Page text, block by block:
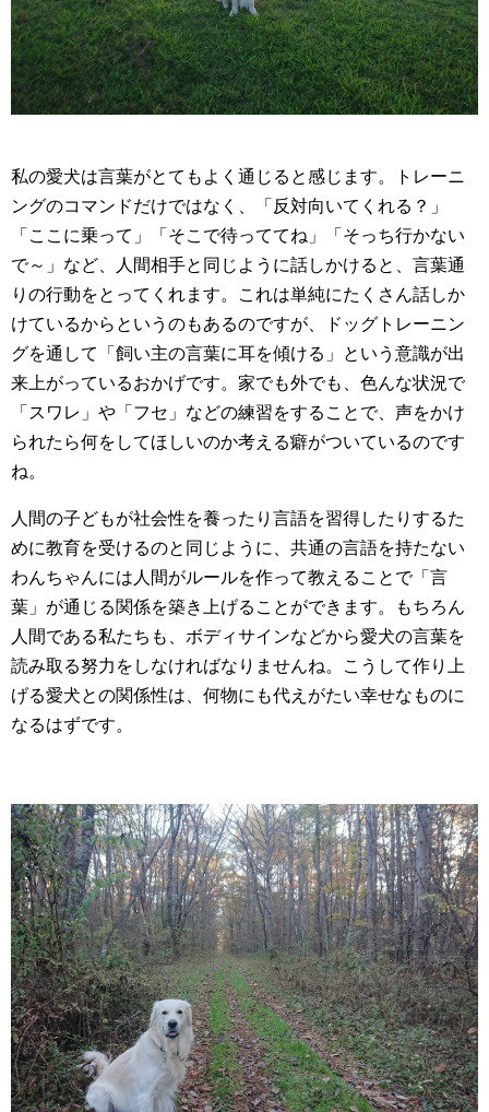
私の愛犬は言葉がとてもよく通じると感じます。トレーニ
ングのコマンドだけではなく、「反対向いてくれる？」
「ここに乗って」「そこで待っててね」「そっち行かない
で～」など、人間相手と同じように話しかけると、言葉通
りの行動をとってくれます。これは単純にたくさん話しか
けているからというのもあるのですが、ドッグトレーニン
グを通して「飼い主の言葉に耳を傾ける」という意識が出
来上がっているおかげです。家でも外でも、色んな状況で
「スワレ」や「フセ」などの練習をすることで、声をかけ
られたら何をしてほしいのか考える癖がついているのです
ね。
人間の子どもが社会性を養ったり言語を習得したりするた
めに教育を受けるのと同じように、共通の言語を持たない
わんちゃんには人間がルールを作って教えることで「言
葉」が通じる関係を築き上げることができます。もちろん
人間である私たちも、ボディサインなどから愛犬の言葉を
読み取る努力をしなければなりませんね。こうして作り上
げる愛犬との関係性は、何物にも代えがたい幸せなものに
なるはずです。